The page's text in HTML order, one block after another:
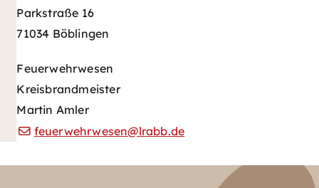
Parkstraße 16
71034 Böblingen
Feuerwehrwesen
Kreisbrandmeister
Martin Amler
feuerwehrwesen@lrabb.de